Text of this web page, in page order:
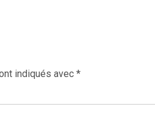
indiqués avec *